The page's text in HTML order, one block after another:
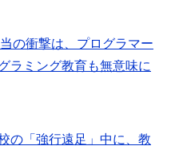
の衝撃は、プログラマー
ラミング教育も無意味に
の「強行遠足」中に、教